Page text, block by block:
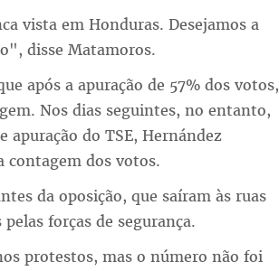
vista em Honduras. Desejamos a
disse Matamoros.
após a apuração de 57% dos votos,
Nos dias seguintes, no entanto,
apuração do TSE, Hernández
contagem dos votos.
da oposição, que saíram às ruas
forças de segurança.
protestos, mas o número não foi